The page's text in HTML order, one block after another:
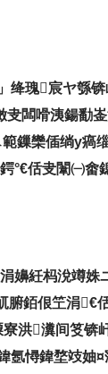
绛瑰宸ヤ綔
闆嗗洟鍚勫
鏁欒偛绱у瘑
佸叏闈㈠畬
嬶紝杩涗竴
腑銆佷笁涓€
洪瀵间笅
憳鍏堥攱妯